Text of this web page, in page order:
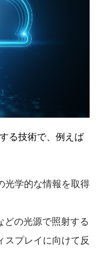
る技術で、例えば
光学的な情報を取得
どの光源で照射する
スプレイに向けて反